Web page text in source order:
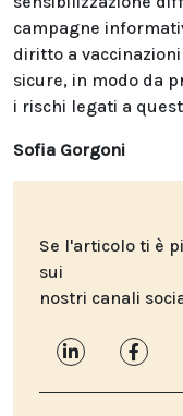
campagne
diritto a
sicure, in modo da
i rischi legati a
Sofia Gorgoni
Se l'articolo ti è
sui
nostri canali